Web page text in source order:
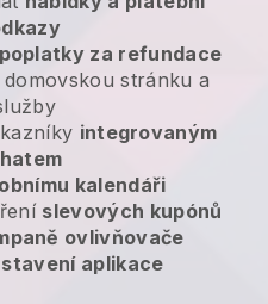
poplatky za refundace
domovskou stránku a
integrovaným
kalendáři
slevových kupónů
ovlivňovače
aplikace